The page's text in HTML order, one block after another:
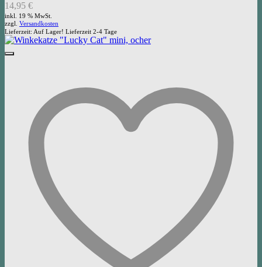
14,95 €
inkl. 19 % MwSt.
zzgl. Versandkosten
Lieferzeit: Auf Lager! Lieferzeit 2-4 Tage